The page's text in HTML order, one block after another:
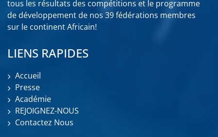
tous les résultats des compétitions et le programme
de développement de nos 39 fédérations membres
sur le continent Africain!
LIENS RAPIDES
Accueil
Presse
Académie
REJOIGNEZ-NOUS
Contactez Nous